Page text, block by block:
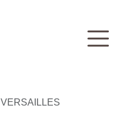
VERSAILLES